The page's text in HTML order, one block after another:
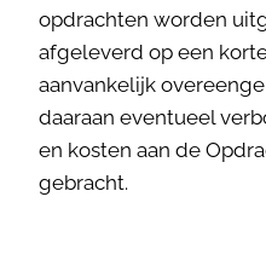
opdrachten worden
afgeleverd op een
aanvankelijk
daaraan eventueel
en kosten aan de
gebracht.